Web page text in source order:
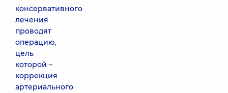
консервативного
лечения
проводят
операцию,
цель
которой –
коррекция
артериального